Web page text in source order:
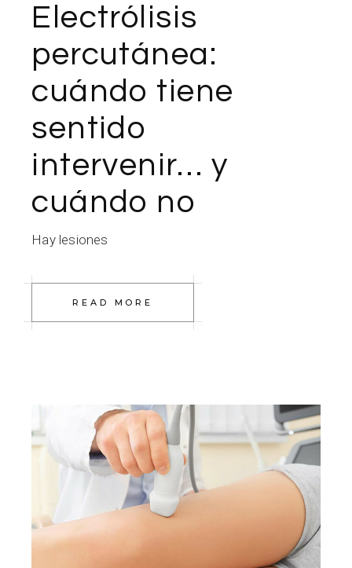
Electrólisis
percutánea:
cuándo tiene
sentido
intervenir… y
cuándo no
Hay lesiones
READ MORE